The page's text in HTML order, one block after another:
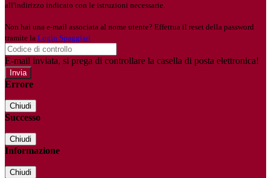
all'indirizzo indicato con le istruzioni necessarie.
Non hai una e-mail associata al nome utente? Effettua il reset della password
tramite la Login Spaggiari
E-mail inviata, si prega di controllare la casella di posta elettronica!
Errore
Chiudi
Successo
Chiudi
Informazione
Chiudi